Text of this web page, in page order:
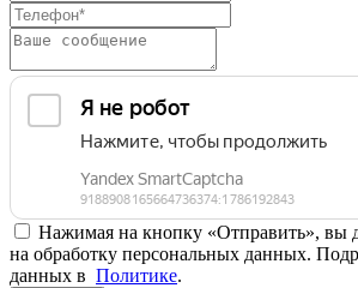
Нажимая на кнопку «Отправить», вы
на обработку персональных данных.
данных в Политике.